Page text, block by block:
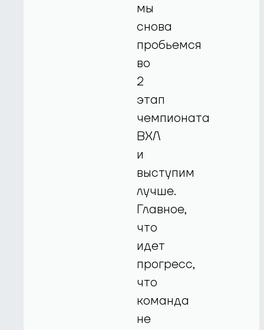
мы
снова
пробьемся
во
2
этап
чемпионата
ВХЛ
и
выступим
лучше.
Главное,
что
идет
прогресс,
что
команда
не